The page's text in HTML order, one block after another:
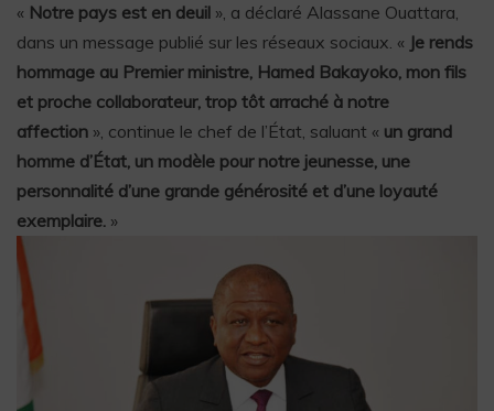
« Notre pays est en deuil », a déclaré Alassane Ouattara,
dans un message publié sur les réseaux sociaux. « Je rends
hommage au Premier ministre, Hamed Bakayoko, mon fils
et proche collaborateur, trop tôt arraché à notre
affection », continue le chef de l’État, saluant « un grand
homme d’État, un modèle pour notre jeunesse, une
personnalité d’une grande générosité et d’une loyauté
exemplaire. »